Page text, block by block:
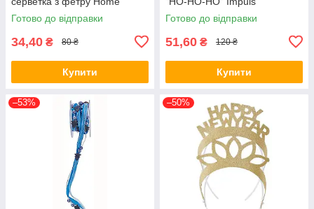
Accents, 35 х 50 см
Готово до відправки
34,40 ₴ 80 ₴
Купити
Готово до відправки
51,60 ₴ 120 ₴
Купити
–53% –50%